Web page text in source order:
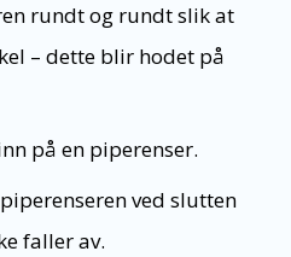
rundt og rundt slik at
– dette blir hodet på
på en piperenser.
ved slutten
faller av.